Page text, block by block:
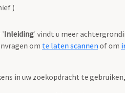
)
'Inleiding' vindt u meer
om te laten scannen of om
in uw zoekopdracht te